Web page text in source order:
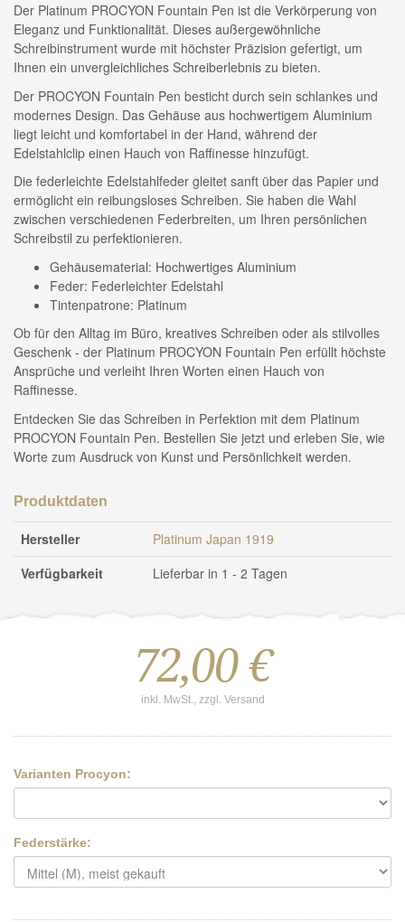
Der Platinum PROCYON Fountain Pen ist die Verkörperung von
Eleganz und Funktionalität. Dieses außergewöhnliche
Schreibinstrument wurde mit höchster Präzision gefertigt, um
Ihnen ein unvergleichliches Schreiberlebnis zu bieten.
Der PROCYON Fountain Pen besticht durch sein schlankes und
modernes Design. Das Gehäuse aus hochwertigem Aluminium
liegt leicht und komfortabel in der Hand, während der
Edelstahlclip einen Hauch von Raffinesse hinzufügt.
Die federleichte Edelstahlfeder gleitet sanft über das Papier und
ermöglicht ein reibungsloses Schreiben. Sie haben die Wahl
zwischen verschiedenen Federbreiten, um Ihren persönlichen
Schreibstil zu perfektionieren.
Gehäusematerial: Hochwertiges Aluminium
Feder: Federleichter Edelstahl
Tintenpatrone: Platinum
Ob für den Alltag im Büro, kreatives Schreiben oder als stilvolles
Geschenk - der Platinum PROCYON Fountain Pen erfüllt höchste
Ansprüche und verleiht Ihren Worten einen Hauch von
Raffinesse.
Entdecken Sie das Schreiben in Perfektion mit dem Platinum
PROCYON Fountain Pen. Bestellen Sie jetzt und erleben Sie, wie
Worte zum Ausdruck von Kunst und Persönlichkeit werden.
Produktdaten
Hersteller
Platinum Japan 1919
Verfügbarkeit
Lieferbar in 1 - 2 Tagen
72,00 €
inkl. MwSt., zzgl. Versand
Varianten Procyon:
Federstärke: